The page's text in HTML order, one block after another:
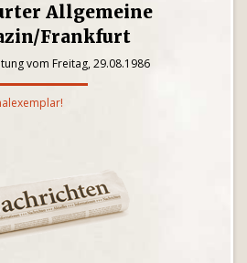
Allgemeine
Frankfurt
vom Freitag, 29.08.1986